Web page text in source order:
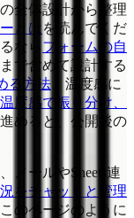
全体設計から整理
とは
を読んでくだ
なら フォームの自
で含めて設計する
る方法 、温度感に
度感で振り分け、
進めると、公開後の
メールやSheets連
をチャットと管理
のページのように